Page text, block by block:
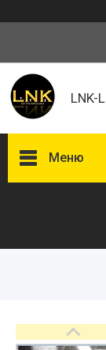
LNK-
Меню
Фотогалерея